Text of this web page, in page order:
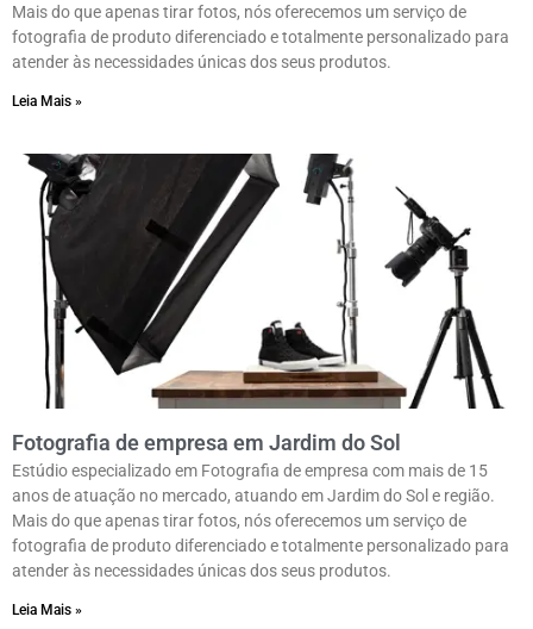
Mais do que apenas tirar fotos, nós oferecemos um serviço de
fotografia de produto diferenciado e totalmente personalizado para
atender às necessidades únicas dos seus produtos.
Leia Mais »
Fotografia de empresa em Jardim do Sol
Estúdio especializado em Fotografia de empresa com mais de 15
anos de atuação no mercado, atuando em Jardim do Sol e região.
Mais do que apenas tirar fotos, nós oferecemos um serviço de
fotografia de produto diferenciado e totalmente personalizado para
atender às necessidades únicas dos seus produtos.
Leia Mais »